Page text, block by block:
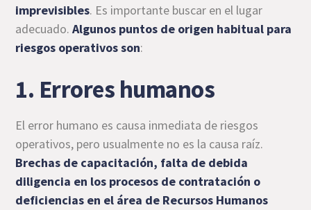
imprevisibles. Es importante buscar en el lugar
adecuado.Algunos puntos de origen habitual para
riesgos operativos son:
1. Errores humanos
El error humano es causa inmediata de riesgos
operativos, pero usualmente no es la causa raíz.
Brechas de capacitación, falta de debida
diligencia en los procesos de contratación o
deficiencias en el área de Recursos Humanos